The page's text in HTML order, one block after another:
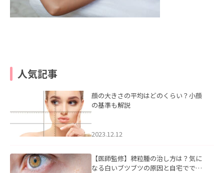
人気記事
顔の大きさの平均はどのくらい？小顔
の基準も解説
2023.12.12
【医師監修】稗粒腫の治し方は？気に
なる白いブツブツの原因と自宅ででき